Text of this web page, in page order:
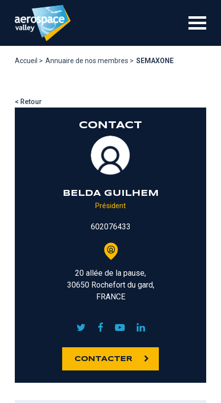
contenu
Accueil > Annuaire de nos membres > SEMAXONE
< Retour
CONTACT
BELDA GUILHEM
Président
602076433
20 allée de la pause,
30650 Rochefort du gard,
FRANCE
CONTACTER